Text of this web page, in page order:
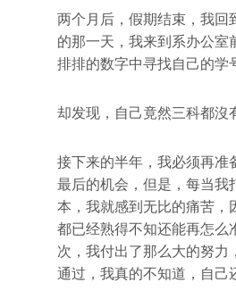
两个月后，假期结束，我回
的那一天，我来到系办公室
排排的数字中寻找自己的学
却发现，自己竟然三科都沒
接下来的半年，我必须再准
最后的机会，但是，每当我
本，我就感到无比的痛苦，
都已经熟得不知还能再怎么
次，我付出了那么大的努力
通过，我真的不知道，自己